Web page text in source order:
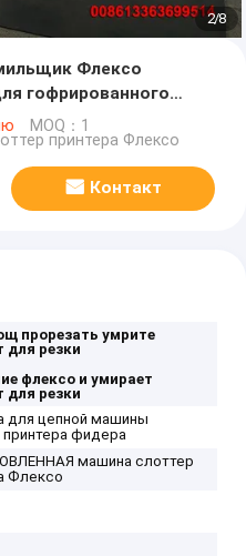
2/8
Флексо
гофрированного
MOQ：1
принтера Флексо
Контакт
прорезать умрите
для резки
флексо и умирает
для резки
для цепной машины
принтера фидера
машина слоттер
Флексо